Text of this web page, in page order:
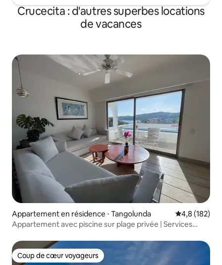
Crucecita : d'autres superbes locations
de vacances
Appartement en résidence ⋅ Tangolunda Évaluation
4,8 (182)
Appartement avec piscine sur plage privée | Services
Coup de cœur voyageurs
Coup de cœur voyageurs